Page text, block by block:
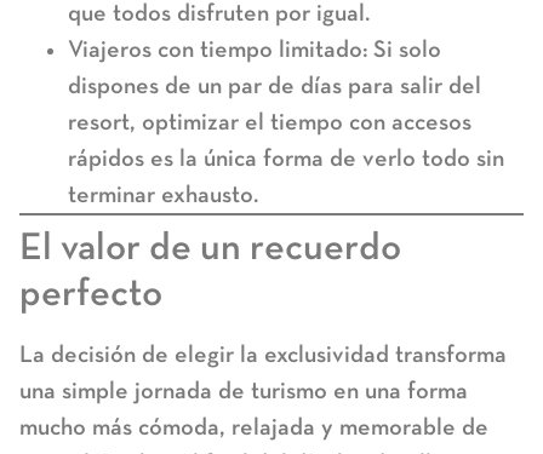
que todos disfruten por igual.
Viajeros con tiempo limitado: Si solo
dispones de un par de días para salir del
resort, optimizar el tiempo con accesos
rápidos es la única forma de verlo todo sin
terminar exhausto.
El valor de un recuerdo
perfecto
La decisión de elegir la exclusividad transforma
una simple jornada de turismo en una forma
mucho más cómoda, relajada y memorable de